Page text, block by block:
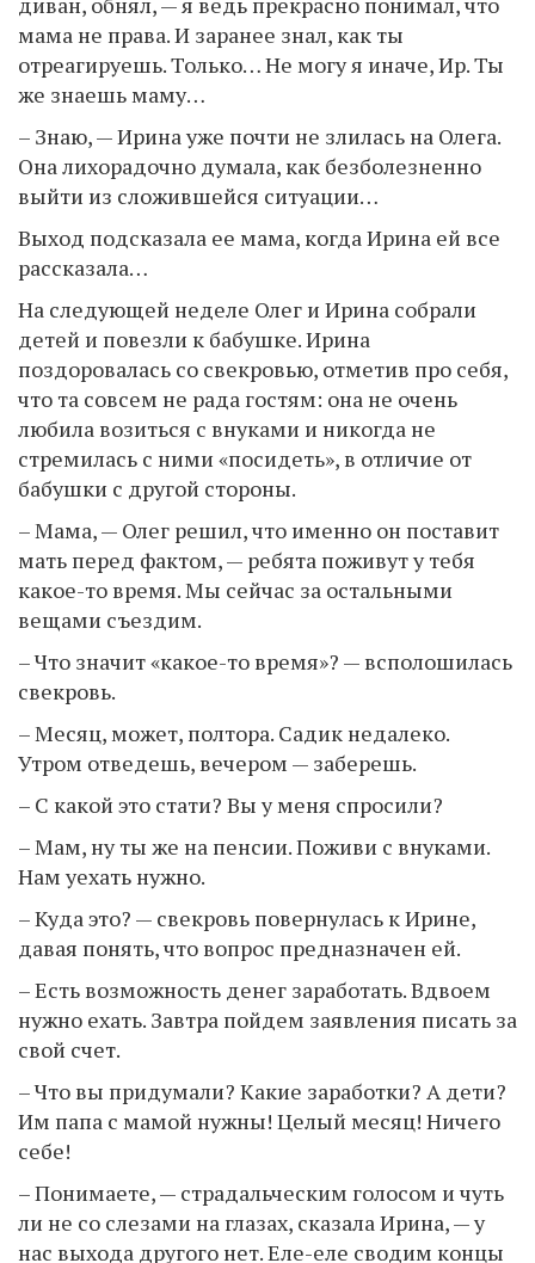
мама не права. И заранее знал, как ты
отреагируешь. Только… Не могу я иначе, Ир. Ты
же знаешь маму…
– Знаю, — Ирина уже почти не злилась на Олега.
Она лихорадочно думала, как безболезненно
выйти из сложившейся ситуации…
Выход подсказала ее мама, когда Ирина ей все
рассказала…
На следующей неделе Олег и Ирина собрали
детей и повезли к бабушке. Ирина
поздоровалась со свекровью, отметив про себя,
что та совсем не рада гостям: она не очень
любила возиться с внуками и никогда не
стремилась с ними «посидеть», в отличие от
бабушки с другой стороны.
– Мама, — Олег решил, что именно он поставит
мать перед фактом, — ребята поживут у тебя
какое-то время. Мы сейчас за остальными
вещами съездим.
– Что значит «какое-то время»? — всполошилась
свекровь.
– Месяц, может, полтора. Садик недалеко.
Утром отведешь, вечером — заберешь.
– С какой это стати? Вы у меня спросили?
– Мам, ну ты же на пенсии. Поживи с внуками.
Нам уехать нужно.
– Куда это? — свекровь повернулась к Ирине,
давая понять, что вопрос предназначен ей.
– Есть возможность денег заработать. Вдвоем
нужно ехать. Завтра пойдем заявления писать за
свой счет.
– Что вы придумали? Какие заработки? А дети?
Им папа с мамой нужны! Целый месяц! Ничего
себе!
– Понимаете, — страдальческим голосом и чуть
ли не со слезами на глазах, сказала Ирина, — у
нас выхода другого нет. Еле-еле сводим концы